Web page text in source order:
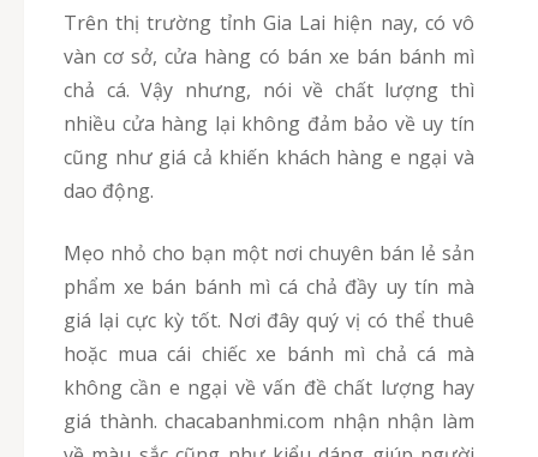
Trên thị trường tỉnh Gia Lai hiện nay, có vô
vàn cơ sở, cửa hàng có bán xe bán bánh mì
chả cá. Vậy nhưng, nói về chất lượng thì
nhiều cửa hàng lại không đảm bảo về uy tín
cũng như giá cả khiến khách hàng e ngại và
dao động.
Mẹo nhỏ cho bạn một nơi chuyên bán lẻ sản
phẩm xe bán bánh mì cá chả đầy uy tín mà
giá lại cực kỳ tốt. Nơi đây quý vị có thể thuê
hoặc mua cái chiếc xe bánh mì chả cá mà
không cần e ngại về vấn đề chất lượng hay
giá thành. chacabanhmi.com nhận nhận làm